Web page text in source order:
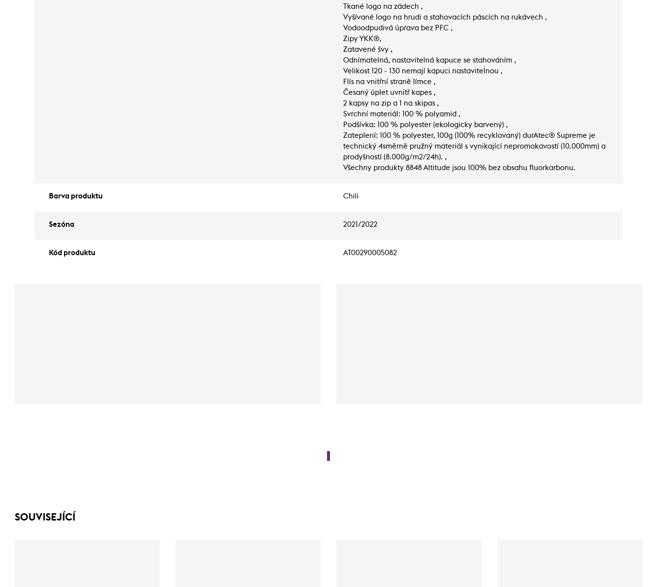
Tkané logo na zádech ,
Vyšívané logo na hrudi a stahovacích páscích na rukávech ,
Vodoodpudivá úprava bez PFC ,
Zipy YKK®,
Zatavené švy ,
Odnímatelná, nastavitelná kapuce se stahováním ,
Velikost 120 - 130 nemají kapuci nastavitelnou ,
Flís na vnitřní straně límce ,
Česaný úplet uvnitř kapes ,
2 kapsy na zip a 1 na skipas ,
Svrchní materiál: 100 % polyamid ,
Podšívka: 100 % polyester (ekologicky barvený) ,
Zateplení: 100 % polyester, 100g (100% recyklovaný) durAtec® Supreme je
technický 4směrně pružný materiál s vynikající nepromokavostí (10.000mm) a
prodyšností (8.000g/m2/24h). ,
Všechny produkty 8848 Altitude jsou 100% bez obsahu fluorkarbonu.
Barva produktu Chili
Sezóna 2021/2022
Kód produktu AT00290005082
SOUVISEJÍCÍ